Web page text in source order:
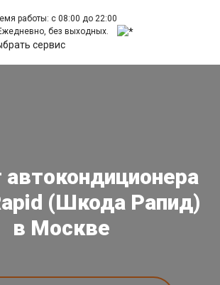
работы: с 08:00 до 22:00
без выходных.
сервис
(Шкода Рапид)
в Москве